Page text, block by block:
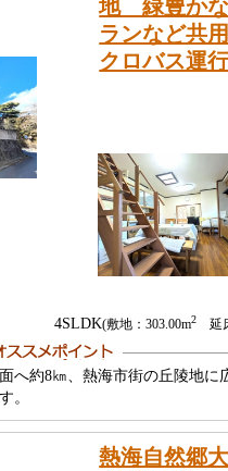
地 緑豊かな
ランなど共
クロバス運
4SLDK(敷地：303.00m2延床
へ約8㎞、熱海市街の丘陵地
。
熱海自然郷